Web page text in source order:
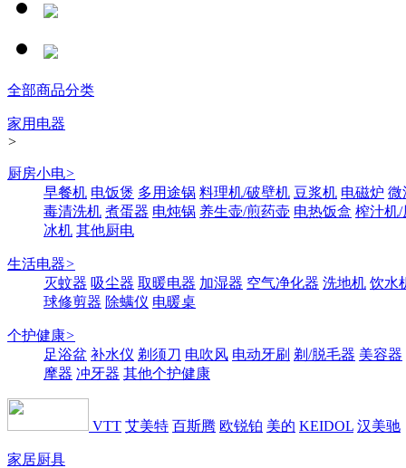
全部商品分类
家用电器
>
厨房小电>
早餐机 电饭煲 多用途锅 料理机/破壁机 豆浆机 电磁炉 微
毒清洗机 煮蛋器 电炖锅 养生壶/煎药壶 电热饭盒 榨汁机/
冰机 其他厨电
生活电器>
灭蚊器 吸尘器 取暖电器 加湿器 空气净化器 洗地机 饮水
球修剪器 除螨仪 电暖桌
个护健康>
足浴盆 补水仪 剃须刀 电吹风 电动牙刷 剃/脱毛器 美容器
摩器 冲牙器 其他个护健康
VTT 艾美特 百斯腾 欧锐铂 美的 KEIDOL 汉美驰
家居厨具